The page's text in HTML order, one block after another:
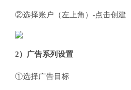
②选择账户（左上角）-点击创建
2）广告系列设置
①选择广告目标